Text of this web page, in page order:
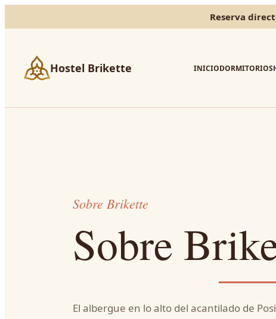
Reserva
Hostel Brikette INICIODORMITORIOS
Sobre Brikette
Sobre
El albergue en lo alto del acantilado de